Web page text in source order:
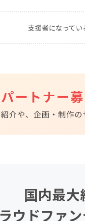
CAMPFIRE for
CAMPFIREふるさと
支援者になってい
国内最
ウドファ